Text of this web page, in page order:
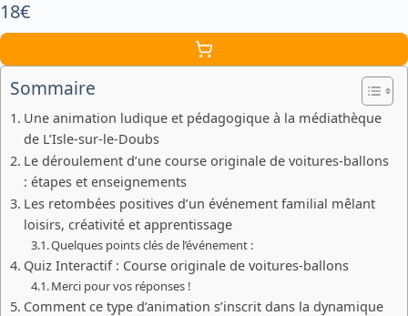
18€
Sommaire
Une animation ludique et pédagogique à la médiathèque
de L’Isle-sur-le-Doubs
Le déroulement d’une course originale de voitures-ballons
: étapes et enseignements
Les retombées positives d’un événement familial mêlant
loisirs, créativité et apprentissage
Quelques points clés de l’événement :
Quiz Interactif : Course originale de voitures-ballons
Merci pour vos réponses !
Comment ce type d’animation s’inscrit dans la dynamique